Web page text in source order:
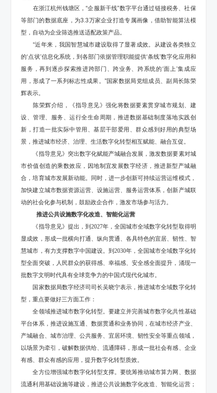
在浙江杭州钱塘区，“企服新干线”数字平台通过链接税务、社保
等部门的数据底座，为3.3万家企业打造专属画像，借助智能算法模
型，自动为企业筛选推送适配政策产品。
“近年来，我国智慧城市建设取得了显著成效。从建设各类独立
的‘点状’信息化系统，到各部门依据管理职能提供‘条线’数字化应用和
服务，再到逐步探索推进跨部门、跨业务、跨系统的‘面上’集成应
用，形成了一系列标志性成果。”国家数据局党组成员、副局长陈荣
辉表示。
陈荣辉介绍，《指导意见》强化将数据要素贯穿城市规划、建
设、管理、服务、运行全生命周期，推进数据基础制度落地实践创
新，打造一批实际中管用、基层干部爱用、群众感到好用的典型场
景，推进城市经济、治理、生活数字化转型相互赋能、融合互促。
《指导意见》突出数字化赋能产城融合发展，激发数据要素对城
市价值创造的乘数效应，因地制宜发展数字经济，推进新型产城融
合，培育城市发展新动能。同时，进一步创新可持续运营运维模式，
加快建立城市数据资源运营、设施运营、服务运营体系，创新产城联
动的社会化参与机制，鼓励政企合作，激发市场参与活力。
推进公共设施数字化改造、智能化运营
《指导意见》提出，到2027年，全国城市全域数字化转型取得明
显成效，形成一批横向打通、纵向贯通、各具特色的宜居、韧性、智
慧城市，有力支撑数字中国建设。到2030年，全国城市全域数字化转
型全面突破，人民群众的获得感、幸福感、安全感全面提升，涌现一
批数字文明时代具有全球竞争力的中国式现代化城市。
国家数据局数字经济司司长吴晓宁表示，推进城市全域数字化转
型，重点要做好三方面工作：
全领域推进城市数字化转型。要建立并完善城市数字化共性基础
平台体系，推进设施互通、数据贯通和业务协同，在城市经济产业、
产城融合、城市治理、公共服务、宜居环境、韧性安全等重点领域，
以场景为牵引，破解数据供给、流通障碍，形成一批社会有感、企业
有感、群众有感的应用，提升数字化转型质效。
全方位增强城市数字化转型支撑。要统筹推动城市算力网、数据
流通利用基础设施等建设，推进公共设施数字化改造、智能化运营；